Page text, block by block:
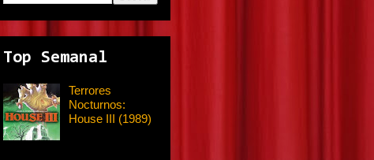
Top Semanal
Terrores
Nocturnos:
House III (1989)